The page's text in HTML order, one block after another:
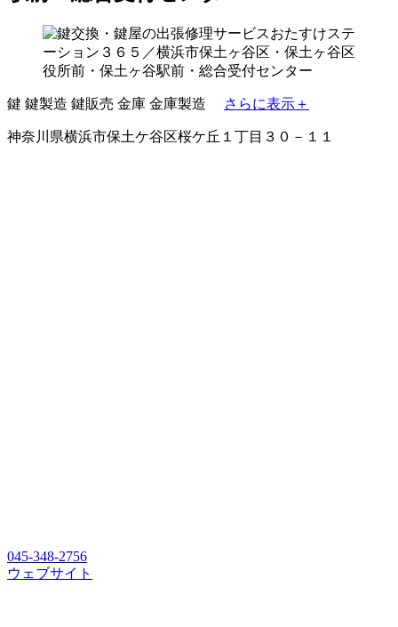
鍵 鍵製造 鍵販売 金庫 金庫製造 さらに表示＋
神奈川県横浜市保土ケ谷区桜ケ丘１丁目３０－１１
045-348-2756
ウェブサイト